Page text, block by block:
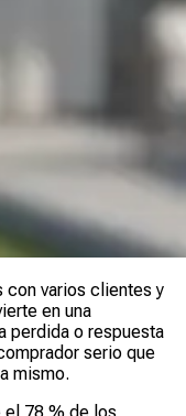
con varios clientes y
en una
perdida o respuesta
serio que
mismo.